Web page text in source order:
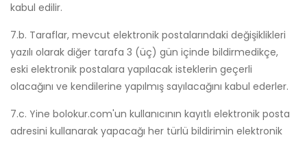
kabul edilir.
7.b. Taraflar, mevcut elektronik postalarındaki değişiklikleri
yazılı olarak diğer tarafa 3 (üç) gün içinde bildirmedikçe,
eski elektronik postalara yapılacak isteklerin geçerli
olacağını ve kendilerine yapılmış sayılacağını kabul ederler.
7.c. Yine bolokur.com'un kullanıcının kayıtlı elektronik posta
adresini kullanarak yapacağı her türlü bildirimin elektronik